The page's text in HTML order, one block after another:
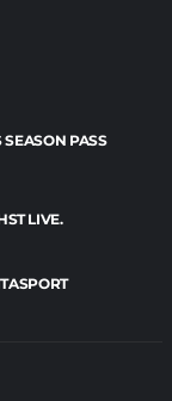
SEASON PASS
LIVE.